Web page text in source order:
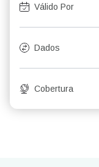
Válido Por
Dados
Cobertura